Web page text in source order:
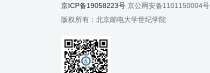
京ICP备19058223号 京公网安备1101150004号
版权所有：北京邮电大学世纪学院